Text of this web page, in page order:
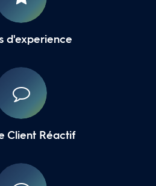
d'experience
Client Réactif